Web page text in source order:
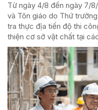
Từ ngày 4/8 đến ngày 7/
và Tôn giáo do Thứ
tra thực địa tiến độ thi
thiện cơ sở vật chất tại